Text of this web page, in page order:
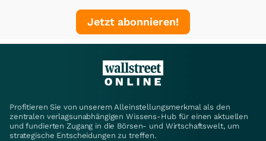
Jetzt abonnieren!
Profitieren Sie von unserem Alleinstellungsmerkmal als den
zentralen verlagsunabhängigen Wissens-Hub für einen aktuellen
und fundierten Zugang in die Börsen- und Wirtschaftswelt, um
strategische Entscheidungen zu treffen.